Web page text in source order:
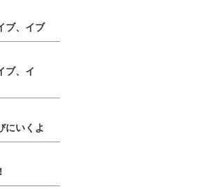
ブ、イブ
ブ、イ
にいくよ